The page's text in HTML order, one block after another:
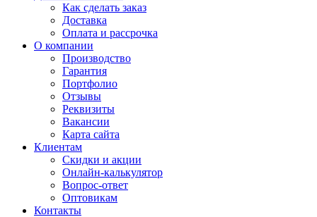
Как сделать заказ
Доставка
Оплата и рассрочка
О компании
Производство
Гарантия
Портфолио
Отзывы
Реквизиты
Вакансии
Карта сайта
Клиентам
Скидки и акции
Онлайн-калькулятор
Вопрос-ответ
Оптовикам
Контакты